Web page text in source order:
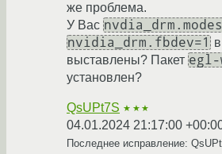
же проблема.
У Вас
nvidia_drm.fbdev=1
выставлены? Пакет egl-
установлен?
QsUPt7S ★★★
04.01.2024 21:17:00
Последнее исправление: